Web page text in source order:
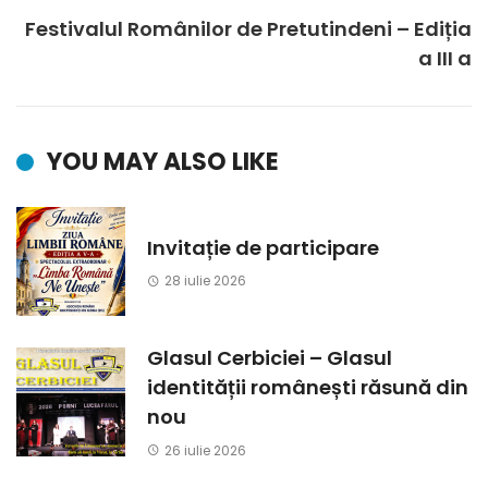
Festivalul Românilor de Pretutindeni – Ediția
a III a
YOU MAY ALSO LIKE
Invitație de participare
28 iulie 2026
Glasul Cerbiciei – Glasul
identității românești răsună din
nou
26 iulie 2026